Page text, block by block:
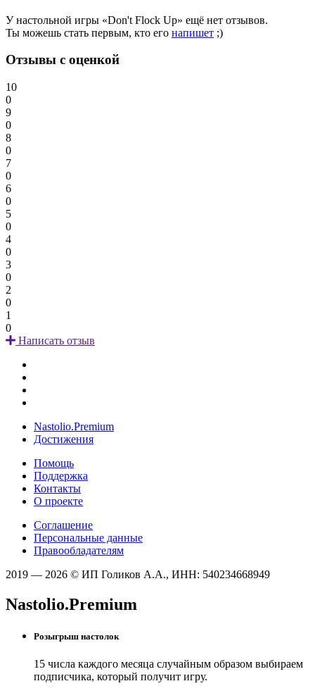
У настольной игры «Don't Flock Up» ещё нет отзывов.
Ты можешь стать первым, кто его напишет ;)
Отзывы с оценкой
10
0
9
0
8
0
7
0
6
0
5
0
4
0
3
0
2
0
1
0
Написать отзыв
Nastolio.Premium
Достижения
Помощь
Поддержка
Контакты
О проекте
Соглашение
Персональные данные
Правообладателям
2019 — 2026 © ИП Голиков А.А., ИНН: 540234668949
Nastolio.Premium
Розыгрыш настолок
15 числа каждого месяца случайным образом выбираем
подписчика, который получит игру.